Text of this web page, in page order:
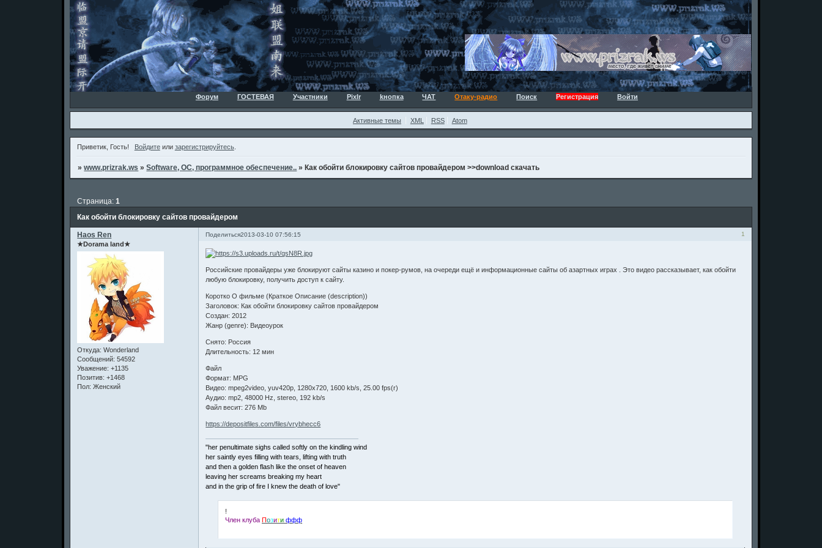
Форум ГОСТЕВАЯ Участники Pixlr kнопка ЧАТ Отаку-радио Поиск Регистрация Войти
Активные темы XML RSS Atom
Приветик, Гость! Войдитеили зарегистрируйтесь.
»www.prizrak.ws »Software, ОС, программное обеспечение.. » Как обойти блокировку сайтов провайдером >>download скачать
Как обойти блокировку сайтов провайдером
Страница:1
Поделиться 1
2013-03-10 07:56:15
Haos Ren
★Dorama land★
Откуда: Wonderland
Сообщений: 54592
Уважение: +1135
Позитив: +1468
Пол: Женский
Российские провайдеры уже блокируют сайты казино и покер-румов, на очереди ещё и информационные сайты об азартных играх . Это видео рассказывает, как обойти
любую блокировку, получить доступ к сайту.
Коротко О фильме (Краткое Описание (description))
Заголовок: Как обойти блокировку сайтов провайдером
Создан: 2012
Жанр (genre): Видеоурок
Снято: Россия
Длительность: 12 мин
Файл
Формат: MPG
Видео: mpeg2video, yuv420p, 1280x720, 1600 kb/s, 25.00 fps(r)
Аудио: mp2, 48000 Hz, stereo, 192 kb/s
Файл весит: 276 Mb
https://depositfiles.com/files/vrybhecc6
"her penultimate sighs called softly on the kindling wind
her saintly eyes filling with tears, lifting with truth
and then a golden flash like the onset of heaven
leaving her screams breaking my heart
and in the grip of fire I knew the death of love"
!
Член клуба Позити ффф